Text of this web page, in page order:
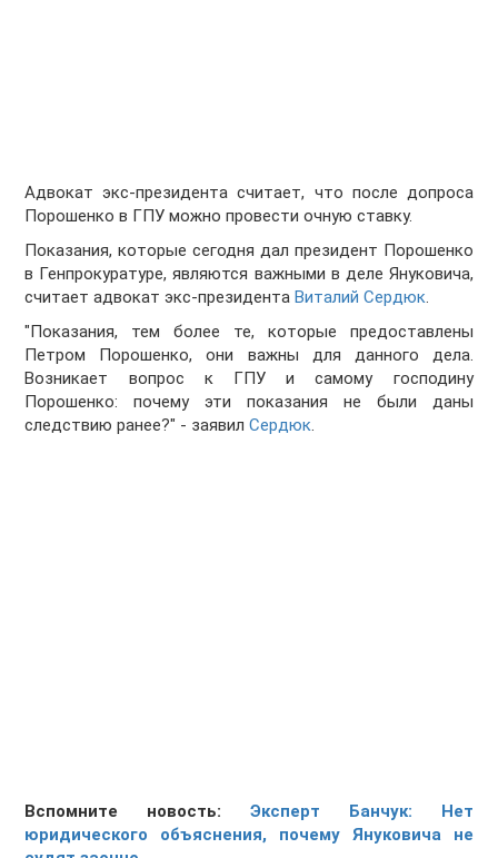
Адвокат экс-президента считает, что после допроса
Порошенко в ГПУ можно провести очную ставку.
Показания, которые сегодня дал президент Порошенко
в Генпрокуратуре, являются важными в деле Януковича,
считает адвокат экс-президентаВиталий Сердюк.
"Показания, тем более те, которые предоставлены
Петром Порошенко, они важны для данного дела.
Возникает вопрос к ГПУ и самому господину
Порошенко: почему эти показания не были даны
следствию ранее?" - заявилСердюк.
Вспомните новость: Эксперт Банчук: Нет
юридического объяснения, почему Януковича не